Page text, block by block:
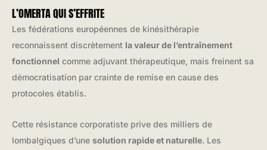
L’OMERTA QUI S’EFFRITE
Les fédérations européennes de kinésithérapie
reconnaissent discrètement la valeur de l’entraînement
fonctionnel comme adjuvant thérapeutique, mais freinent sa
démocratisation par crainte de remise en cause des
protocoles établis.
Cette résistance corporatiste prive des milliers de
lombalgiques d’une solution rapide et naturelle. Les